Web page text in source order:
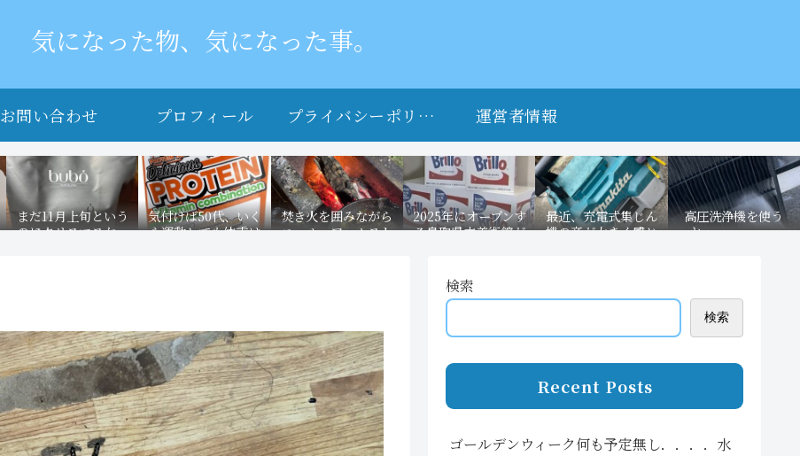
気になった物、気になった事。
お問い合わせ プロフィール プライバシーポリシ
ー
運営者情報
まだ11月上旬という
のにクリスマスケー
気付けば50代、いく
ら運動しても体重は
焚き火を囲みながら
ニール・アームスト
2025年にオープンす
る鳥取県立美術館が
入！！！
最近、充電式集じん
機の音が大きく感じ
高圧洗浄機を使う
と．．．．．。
検索
検索
Recent Posts
ゴールデンウィーク何も予定無し．．．．水